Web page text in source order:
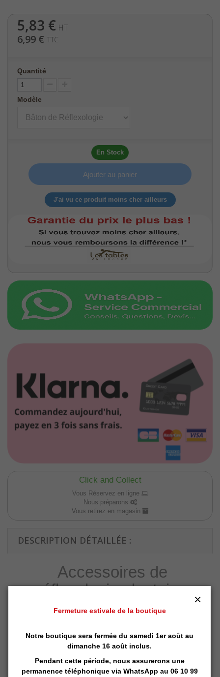
5,83 € HT
6,99 € TTC
Quantité
Modèle
En Stock
Ajouter au panier
J'ai vu ce produit moins cher ailleurs
Click and Collect
Vous Réservez en ligne
Nous préparons
Vous retirez en magasin
DESCRIPTION DÉTAILLÉE :
Accessoires de
réflexologie plantaire
Plusieurs modèles disponibles
Fermeture estivale de la boutique
Notre boutique sera fermée du samedi 1er août au
dimanche 16 août inclus.
Pendant cette période, nous assurerons une
permanence téléphonique via WhatsApp au 06 10 99
×